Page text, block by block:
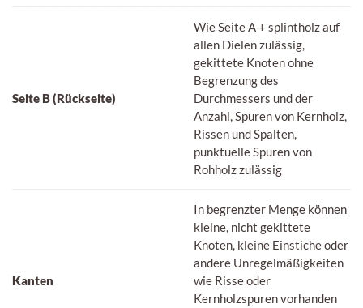
Seite B (Rückseite)
Wie Seite A + splintholz auf
allen Dielen zulässig,
gekittete Knoten ohne
Begrenzung des
Durchmessers und der
Anzahl, Spuren von Kernholz,
Rissen und Spalten,
punktuelle Spuren von
Rohholz zulässig
Kanten
In begrenzter Menge können
kleine, nicht gekittete
Knoten, kleine Einstiche oder
andere Unregelmäßigkeiten
wie Risse oder
Kernholzspuren vorhanden